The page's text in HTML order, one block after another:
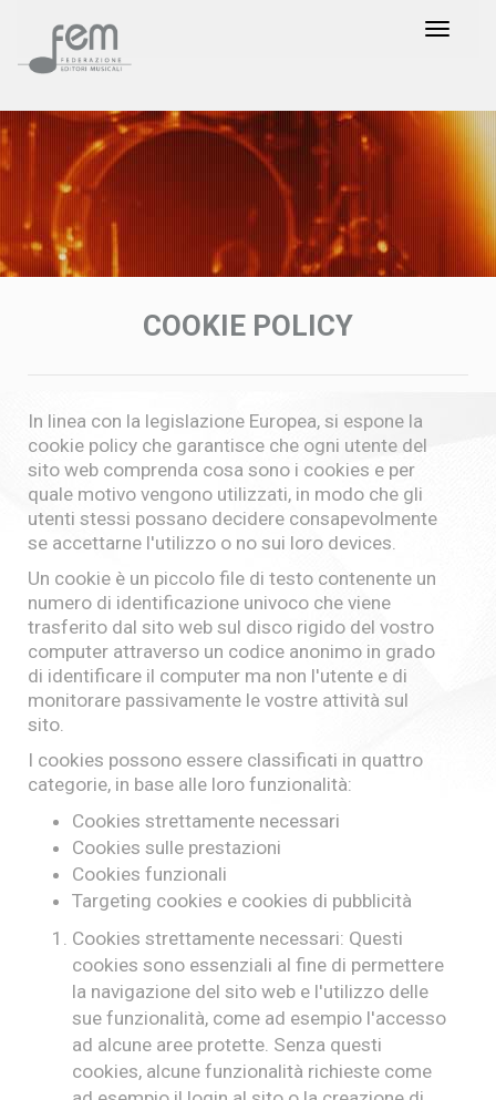
COOKIE POLICY
In linea con la legislazione Europea, si espone la
cookie policy che garantisce che ogni utente del
sito web comprenda cosa sono i cookies e per
quale motivo vengono utilizzati, in modo che gli
utenti stessi possano decidere consapevolmente
se accettarne l'utilizzo o no sui loro devices.
Un cookie è un piccolo file di testo contenente un
numero di identificazione univoco che viene
trasferito dal sito web sul disco rigido del vostro
computer attraverso un codice anonimo in grado
di identificare il computer ma non l'utente e di
monitorare passivamente le vostre attività sul
sito.
I cookies possono essere classificati in quattro
categorie, in base alle loro funzionalità:
Cookies strettamente necessari
Cookies sulle prestazioni
Cookies funzionali
Targeting cookies e cookies di pubblicità
Cookies strettamente necessari: Questi
cookies sono essenziali al fine di permettere
la navigazione del sito web e l'utilizzo delle
sue funzionalità, come ad esempio l'accesso
ad alcune aree protette. Senza questi
cookies, alcune funzionalità richieste come